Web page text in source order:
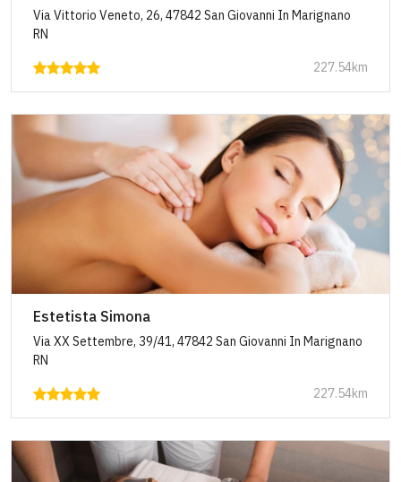
Via Vittorio Veneto, 26, 47842 San Giovanni In Marignano
RN
227.54km
Estetista Simona
Via XX Settembre, 39/41, 47842 San Giovanni In Marignano
RN
227.54km